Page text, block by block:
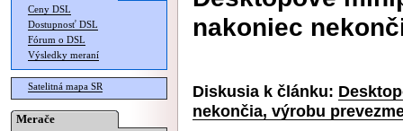
Ceny DSL
Dostupnosť DSL
Fórum o DSL
Výsledky meraní
Satelitná mapa SR
Merače
nakoniec
Diskusia k článku:
nekončia, výrobu